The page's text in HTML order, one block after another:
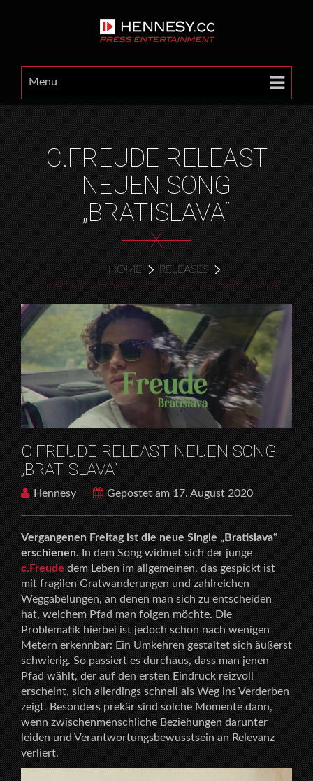
Menu
C.FREUDE RELEAST
NEUEN SONG
„BRATISLAVA“
X
HOME
RELEASES
C.FREUDE RELEAST NEUEN SONG „BRATISLAVA“
C.FREUDE RELEAST NEUEN SONG
„BRATISLAVA“
Hennesy Gepostet am 17. August 2020
Vergangenen Freitag ist die neue Single „Bratislava“
erschienen.In dem Song widmet sich der junge
c.Freudedem Leben im allgemeinen, das gespickt ist
mit fragilen Gratwanderungen und zahlreichen
Weggabelungen, an denen man sich zu entscheiden
hat, welchem Pfad man folgen möchte. Die
Problematik hierbei ist jedoch schon nach wenigen
Metern erkennbar: Ein Umkehren gestaltet sich äußerst
schwierig. So passiert es durchaus, dass man jenen
Pfad wählt, der auf den ersten Eindruck reizvoll
erscheint, sich allerdings schnell als Weg ins Verderben
zeigt. Besonders prekär sind solche Momente dann,
wenn zwischenmenschliche Beziehungen darunter
leiden und Verantwortungsbewusstsein an Relevanz
verliert.